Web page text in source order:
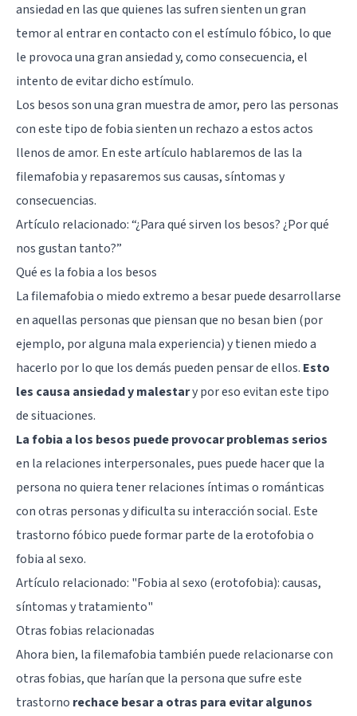
ansiedad en las que quienes las sufren sienten un gran
temor al entrar en contacto con el estímulo fóbico, lo que
le provoca una gran ansiedad y, como consecuencia, el
intento de evitar dicho estímulo.
Los besos son una gran muestra de amor, pero las personas
con este tipo de fobia sienten un rechazo a estos actos
llenos de amor. En este artículo hablaremos de las la
filemafobia y repasaremos sus causas, síntomas y
consecuencias.
Artículo relacionado: “¿Para qué sirven los besos? ¿Por qué
nos gustan tanto?”
Qué es la fobia a los besos
La filemafobia o miedo extremo a besar puede desarrollarse
en aquellas personas que piensan que no besan bien (por
ejemplo, por alguna mala experiencia) y tienen miedo a
hacerlo por lo que los demás pueden pensar de ellos. Esto
les causa ansiedad y malestary por eso evitan este tipo
de situaciones.
La fobia a los besos puede provocar problemas serios
en la relaciones interpersonales, pues puede hacer que la
persona no quiera tener relaciones íntimas o románticas
con otras personas y dificulta su interacción social. Este
trastorno fóbico puede formar parte de la erotofobia o
fobia al sexo.
Artículo relacionado: "Fobia al sexo (erotofobia): causas,
síntomas y tratamiento"
Otras fobias relacionadas
Ahora bien, la filemafobia también puede relacionarse con
otras fobias, que harían que la persona que sufre este
trastorno rechace besar a otras para evitar algunos